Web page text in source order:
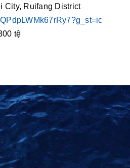
City, Ruifang District
tệ